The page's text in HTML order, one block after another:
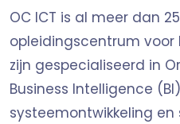
basisprincipes van
toepassingen en
Geen technische
vereist:vereist
gebruik van
OC ICT is al meer dan
opleidingscentrum voor
zijn gespecialiseerd in
Business Intelligence
systeemontwikkeling